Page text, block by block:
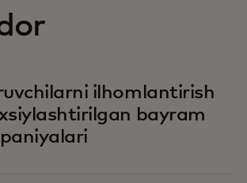
ilhomlantirish
bayram